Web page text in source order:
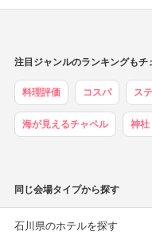
注目ジャンルのランキングもチ
料理評価 コスパ ス
海が見えるチャペル 神社
同じ会場タイプから探す
石川県のホテルを探す